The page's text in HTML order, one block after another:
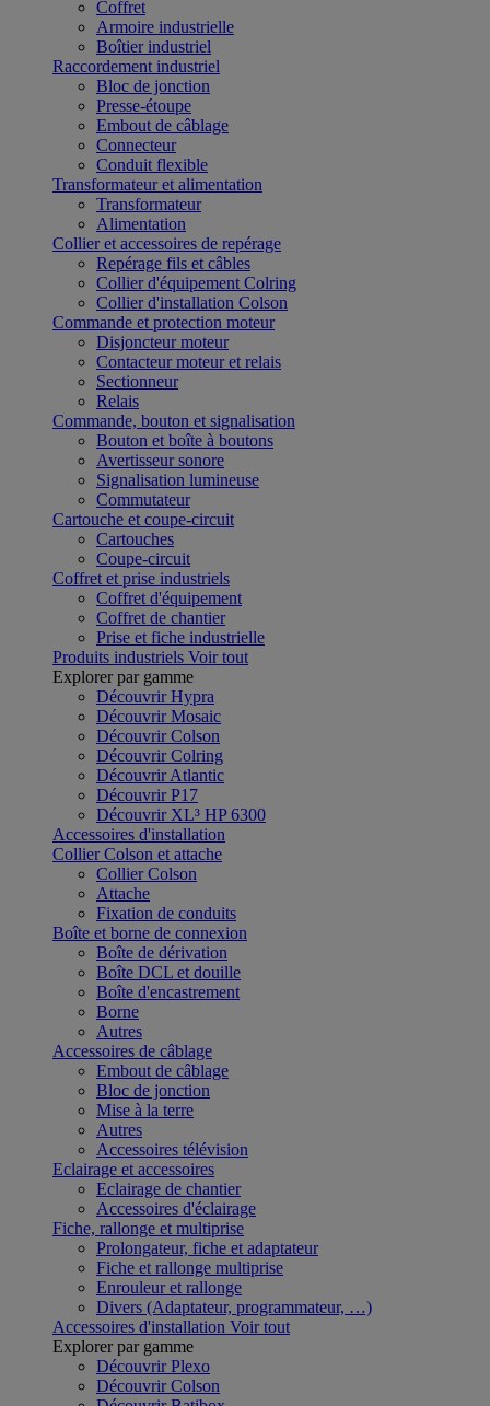
Coffret
Armoire industrielle
Boîtier industriel
Raccordement industriel
Bloc de jonction
Presse-étoupe
Embout de câblage
Connecteur
Conduit flexible
Transformateur et alimentation
Transformateur
Alimentation
Collier et accessoires de repérage
Repérage fils et câbles
Collier d'équipement Colring
Collier d'installation Colson
Commande et protection moteur
Disjoncteur moteur
Contacteur moteur et relais
Sectionneur
Relais
Commande, bouton et signalisation
Bouton et boîte à boutons
Avertisseur sonore
Signalisation lumineuse
Commutateur
Cartouche et coupe-circuit
Cartouches
Coupe-circuit
Coffret et prise industriels
Coffret d'équipement
Coffret de chantier
Prise et fiche industrielle
Produits industriels Voir tout
Explorer par gamme
Découvrir Hypra
Découvrir Mosaic
Découvrir Colson
Découvrir Colring
Découvrir Atlantic
Découvrir P17
Découvrir XL³ HP 6300
Accessoires d'installation
Collier Colson et attache
Collier Colson
Attache
Fixation de conduits
Boîte et borne de connexion
Boîte de dérivation
Boîte DCL et douille
Boîte d'encastrement
Borne
Autres
Accessoires de câblage
Embout de câblage
Bloc de jonction
Mise à la terre
Autres
Accessoires télévision
Eclairage et accessoires
Eclairage de chantier
Accessoires d'éclairage
Fiche, rallonge et multiprise
Prolongateur, fiche et adaptateur
Fiche et rallonge multiprise
Enrouleur et rallonge
Divers (Adaptateur, programmateur, …)
Accessoires d'installation Voir tout
Explorer par gamme
Découvrir Plexo
Découvrir Colson